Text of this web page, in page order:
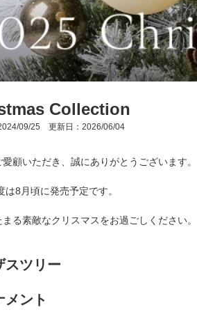
Collection
09/25 更新日：2026/06/04
顧いただき、誠にありがとうございます。
は8月頃に発売予定です。
る素敵なクリスマスをお過ごしください。
スツリー
メント